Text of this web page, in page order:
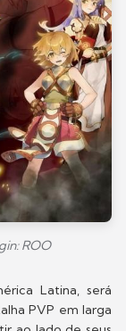
ROO
Latina, será
PVP em larga